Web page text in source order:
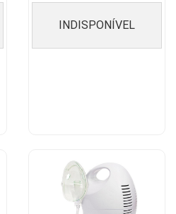
INDISPONÍVEL